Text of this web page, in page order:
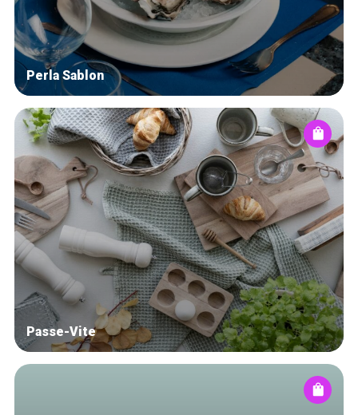
Home
Our top picks
Neighborhoods
Blog
Tops 10
Brussels Knowhow
About us
Perla Sablon
Passe-Vite